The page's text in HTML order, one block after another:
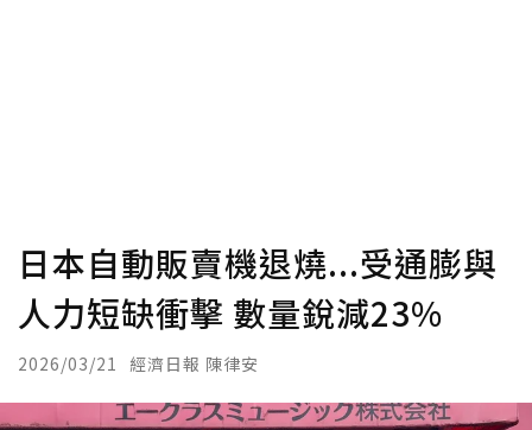
日本自動販賣機退燒...受通膨與
人力短缺衝擊 數量銳減23%
2026/03/21 經濟日報 陳律安